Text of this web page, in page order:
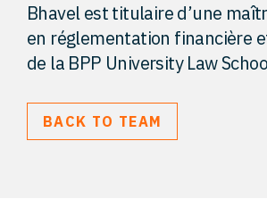
Bhavel est titulaire d’une
en réglementation financière
de la BPP University Law
BACK TO TEAM